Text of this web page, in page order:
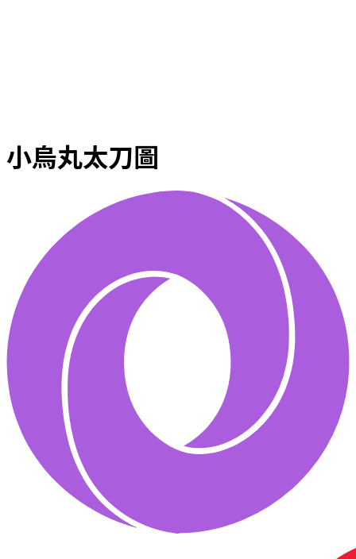
小烏丸太刀圖